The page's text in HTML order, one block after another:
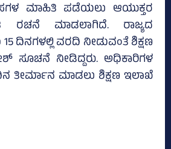
ಮಾಹಿತಿ ಪಡೆಯಲು ಆಯುಕ್ತರ
ರಚನೆ ಮಾಡಲಾಗಿದೆ. ರಾಜ್ಯದ
ದಿನಗಳಲ್ಲಿ ವರದಿ ನೀಡುವಂತೆ ಶಿಕ್ಷಣ
ಸೂಚನೆ ನೀಡಿದ್ದರು. ಅಧಿಕಾರಿಗಳ
ತೀರ್ಮಾನ ಮಾಡಲು ಶಿಕ್ಷಣ ಇಲಾಖೆ